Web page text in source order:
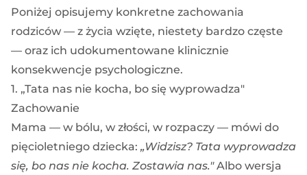
Poniżej opisujemy konkretne zachowania
rodziców — z życia wzięte, niestety bardzo częste
— oraz ich udokumentowane klinicznie
konsekwencje psychologiczne.
1. „Tata nas nie kocha, bo się wyprowadza"
Zachowanie
Mama — w bólu, w złości, w rozpaczy — mówi do
pięcioletniego dziecka: „Widzisz? Tata wyprowadza
się, bo nas nie kocha. Zostawia nas."Albo wersja